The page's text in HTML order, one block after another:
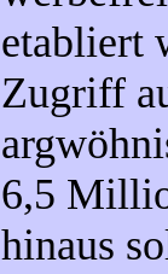
etabliert
Zugriff
6,5
hinaus